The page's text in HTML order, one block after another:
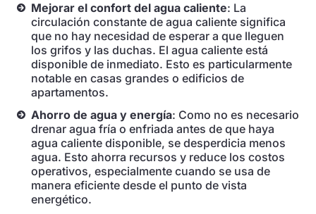
Mejorar el confort del agua caliente: La
circulación constante de agua caliente significa
que no hay necesidad de esperar a que lleguen
los grifos y las duchas. El agua caliente está
disponible de inmediato. Esto es particularmente
notable en casas grandes o edificios de
apartamentos.
Ahorro de agua y energía: Como no es necesario
drenar agua fría o enfriada antes de que haya
agua caliente disponible, se desperdicia menos
agua. Esto ahorra recursos y reduce los costos
operativos, especialmente cuando se usa de
manera eficiente desde el punto de vista
energético.